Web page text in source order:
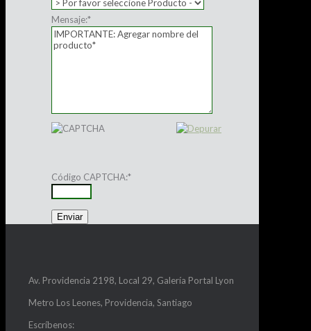
Mensaje:*
Código CAPTCHA:*
Av. Providencia 2198, Local 29, Galería Portal Lyon
Metro Los Leones, Providencia, Santiago
Escríbenos: